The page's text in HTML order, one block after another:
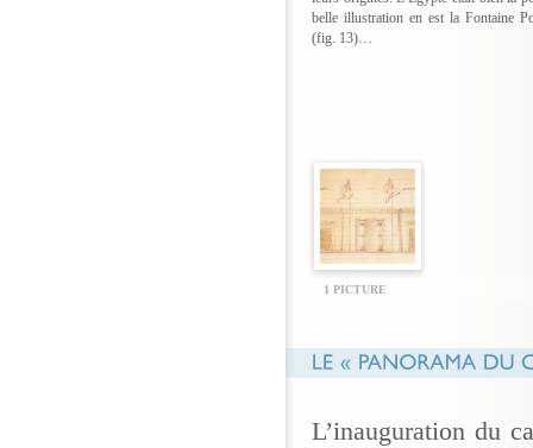
belle illustration en est la Fontaine
(fig. 13)…
1 PICTURE
L’inauguration du